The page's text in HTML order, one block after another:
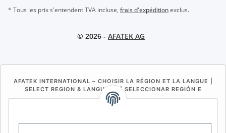
* Tous les prix s'entendent TVA incluse, frais d'expéditionexclus.
© 2026 - AFATEK AG
AFATEK INTERNATIONAL – CHOISIR LA RÉGION ET LA LANGUE |
SELECT REGION & LANGUAGE | SELECCIONAR REGIÓN E
IDIOMA